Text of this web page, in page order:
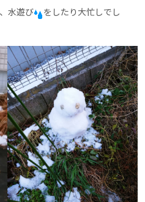
水遊び
をしたり大忙しでし